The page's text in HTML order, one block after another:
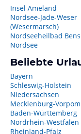
Insel Ameland
Nordsee-Jade-Weser
(Wesermarsch)
Nordseeheilbad
Nordsee
Beliebte
Bayern
Schleswig-Holstein
Niedersachsen
Mecklenburg-
Baden-Württemberg
Nordrhein-Westfalen
Rheinland-Pfalz